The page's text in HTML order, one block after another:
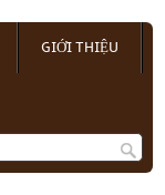
GIỚI THIỆU